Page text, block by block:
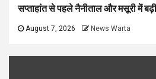
सप्ताहांत से पहले नैनीताल और मसूरी में
August 7, 2026 News Warta